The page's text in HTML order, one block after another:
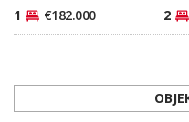
TREFFEN SIE